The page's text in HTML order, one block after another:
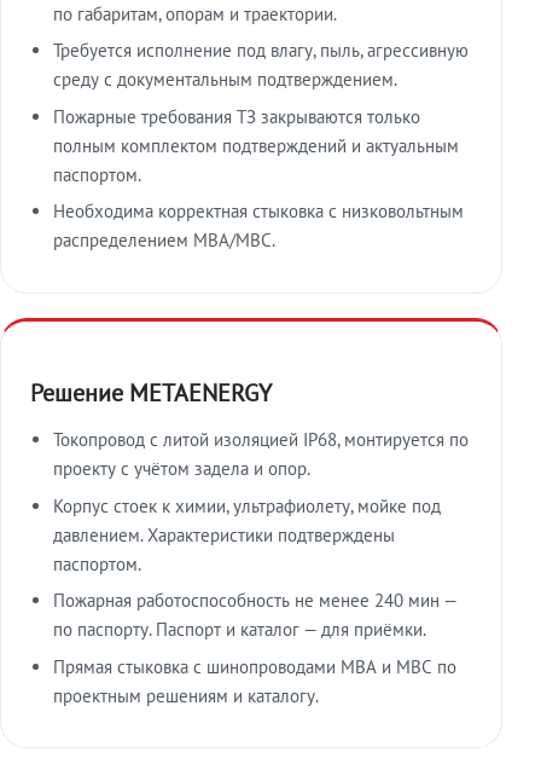
по габаритам, опорам и траектории.
Требуется исполнение под влагу, пыль, агрессивную
среду с документальным подтверждением.
Пожарные требования ТЗ закрываются только
полным комплектом подтверждений и актуальным
паспортом.
Необходима корректная стыковка с низковольтным
распределением МВА/МВС.
Решение METAENERGY
Токопровод с литой изоляцией IP68, монтируется по
проекту с учётом задела и опор.
Корпус стоек к химии, ультрафиолету, мойке под
давлением. Характеристики подтверждены
паспортом.
Пожарная работоспособность не менее 240 мин —
по паспорту. Паспорт и каталог — для приёмки.
Прямая стыковка с шинопроводами МВА и МВС по
проектным решениям и каталогу.